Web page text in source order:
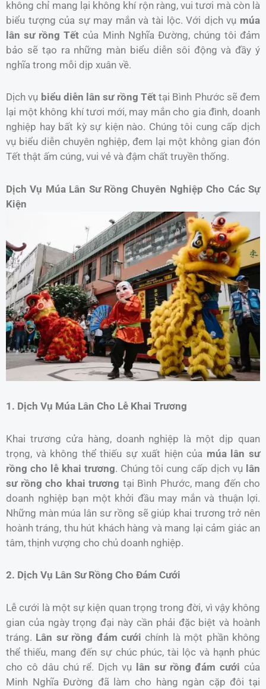
không chỉ mang lại không khí rộn ràng, vui tươi mà còn là
biểu tượng của sự may mắn và tài lộc. Với dịch vụ múa
lân sư rồng Tết của Minh Nghĩa Đường, chúng tôi đảm
bảo sẽ tạo ra những màn biểu diễn sôi động và đầy ý
nghĩa trong mỗi dịp xuân về.
Dịch vụ biểu diễn lân sư rồng Tếttại Bình Phước sẽ đem
lại một không khí tươi mới, may mắn cho gia đình, doanh
nghiệp hay bất kỳ sự kiện nào. Chúng tôi cung cấp dịch
vụ biểu diễn chuyên nghiệp, đem lại một không gian đón
Tết thật ấm cúng, vui vẻ và đậm chất truyền thống.
Dịch Vụ Múa Lân Sư Rồng Chuyên Nghiệp Cho Các Sự
Kiện
1. Dịch Vụ Múa Lân Cho Lễ Khai Trương
Khai trương cửa hàng, doanh nghiệp là một dịp quan
trọng, và không thể thiếu sự xuất hiện của múa lân sư
rồng cho lễ khai trương. Chúng tôi cung cấp dịch vụ lân
sư rồng cho khai trương tại Bình Phước, mang đến cho
doanh nghiệp bạn một khởi đầu may mắn và thuận lợi.
Những màn múa lân sư rồng sẽ giúp khai trương trở nên
hoành tráng, thu hút khách hàng và mang lại cảm giác an
tâm, thịnh vượng cho chủ doanh nghiệp.
2. Dịch Vụ Lân Sư Rồng Cho Đám Cưới
Lễ cưới là một sự kiện quan trọng trong đời, vì vậy không
gian của ngày trọng đại này cần phải đặc biệt và hoành
tráng. Lân sư rồng đám cưới chính là một phần không
thể thiếu, mang đến sự chúc phúc, tài lộc và hạnh phúc
cho cô dâu chú rể. Dịch vụ lân sư rồng đám cưới của
Minh Nghĩa Đường đã làm cho hàng ngàn cặp đôi tại